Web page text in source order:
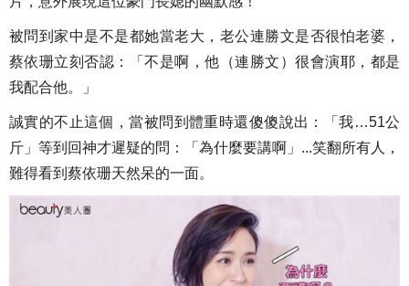
被問到家中是不是都她當老大，老公連勝文是否很怕老婆，
蔡依珊立刻否認：「不是啊，他（連勝文）很會演耶，都是
我配合他。」
誠實的不止這個，當被問到體重時還傻傻說出：「我…51公
斤」等到回神才遲疑的問：「為什麼要講啊」...笑翻所有人，
難得看到蔡依珊天然呆的一面。